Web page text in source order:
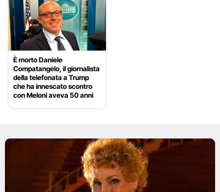
È morto Daniele
Compatangelo, il giornalista
della telefonata a Trump
che ha innescato scontro
con Meloni aveva 50 anni